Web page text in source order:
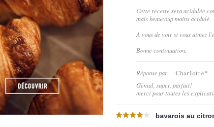
Cette recette sera acidulée
mais beaucoup moins acidulé.
A vous de voir si vous aimez
Bonne continuation.
Réponse par Charlotte*
Génial, super, parfait!
merci pour toutes les
bavarois au